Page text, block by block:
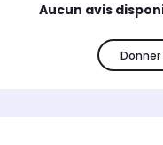
Aucun avis